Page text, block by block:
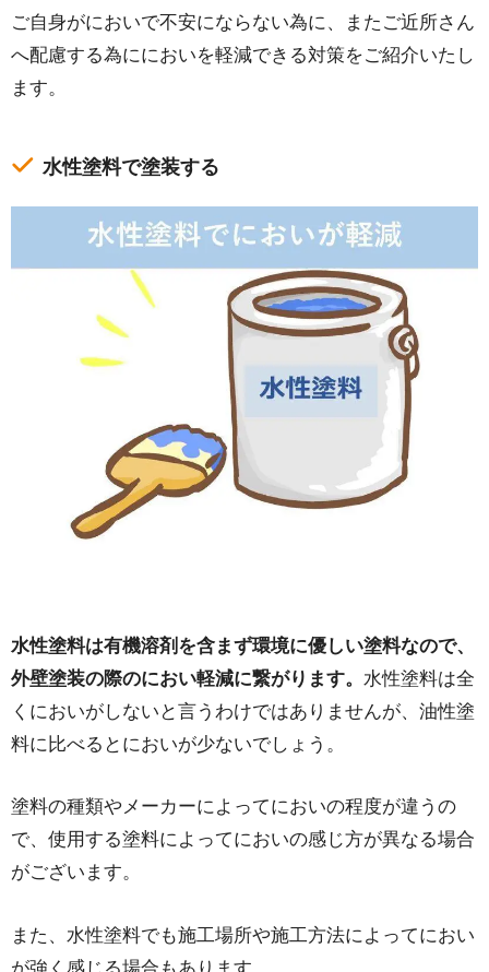
ご自身がにおいで不安にならない為に、またご近所さん
へ配慮する為ににおいを軽減できる対策をご紹介いたし
ます。
水性塗料で塗装する
水性塗料は有機溶剤を含まず環境に優しい塗料なので、
外壁塗装の際のにおい軽減に繋がります。 水性塗料は全
くにおいがしないと言うわけではありませんが、油性塗
料に比べるとにおいが少ないでしょう。
塗料の種類やメーカーによってにおいの程度が違うの
で、使用する塗料によってにおいの感じ方が異なる場合
がございます。
また、水性塗料でも施工場所や施工方法によってにおい
が強く感じる場合もあります。